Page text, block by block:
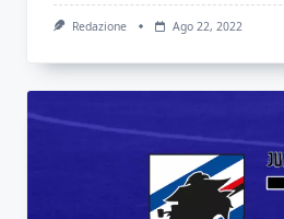
Redazione Ago 22, 2022